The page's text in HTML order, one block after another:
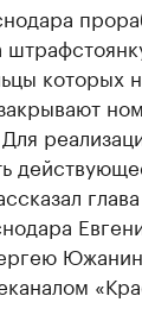
которых
глава